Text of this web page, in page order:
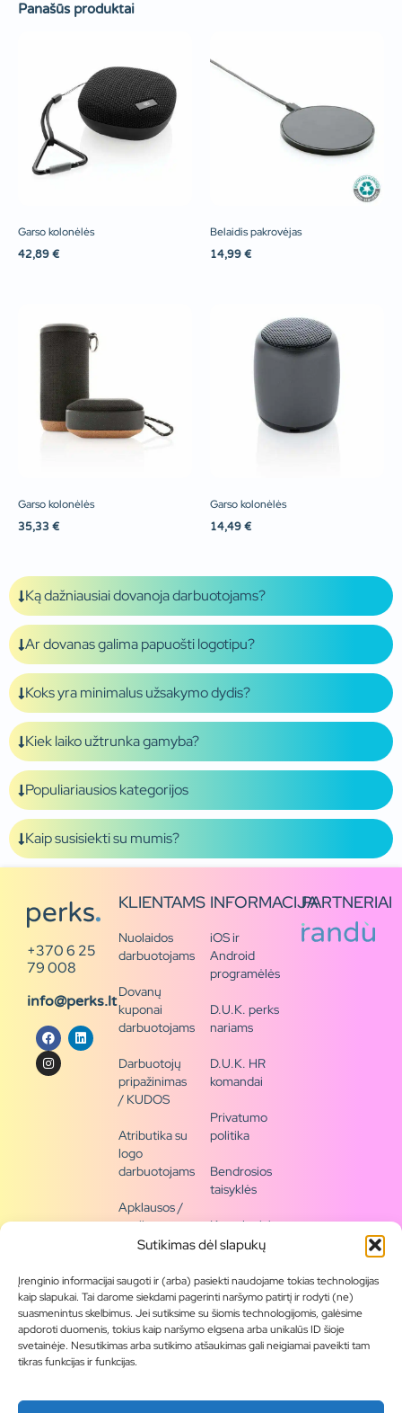
Sutikimas dėl slapukų
Įrenginio informacijai saugoti ir (arba) pasiekti naudojame tokias technologijas
kaip slapukai. Tai darome siekdami pagerinti naršymo patirtį ir rodyti (ne)
suasmenintus skelbimus. Jei sutiksime su šiomis technologijomis, galėsime
apdoroti duomenis, tokius kaip naršymo elgsena arba unikalūs ID šioje
svetainėje. Nesutikimas arba sutikimo atšaukimas gali neigiamai paveikti tam
tikras funkcijas ir funkcijas.
Panašūs produktai
Garso kolonėlės
42,89 €
Belaidis pakrovėjas
14,99 €
Garso kolonėlės
35,33 €
Garso kolonėlės
14,49 €
Ką dažniausiai dovanoja darbuotojams?
Ar dovanas galima papuošti logotipu?
Koks yra minimalus užsakymo dydis?
Kiek laiko užtrunka gamyba?
Populiariausios kategorijos
Kaip susisiekti su mumis?
+370 6 25
79 008
info@perks.lt
KLIENTAMS
Nuolaidos
darbuotojams
Dovanų
kuponai
darbuotojams
Darbuotojų
pripažinimas
/ KUDOS
Atributika su
logo
darbuotojams
Apklausos /
naujienų
siena
Tapkite
partneriu
Visas
produktų
asortimentas
Produktų
INFORMACIJA
iOS ir
Android
programėlės
D.U.K. perks
nariams
D.U.K. HR
komandai
Privatumo
politika
Bendrosios
taisyklės
Kontaktai /
rekvizitai
PARTNERIAI